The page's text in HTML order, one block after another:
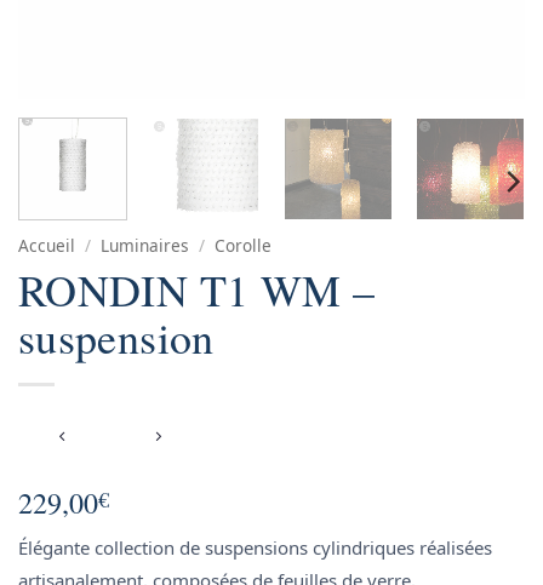
Accueil / Luminaires / Corolle
RONDIN T1 WM –
suspension
229,00€
Élégante collection de suspensions cylindriques réalisées